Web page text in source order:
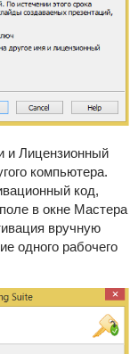
и Лицензионный
компьютера.
код,
в окне Мастера
вручную
одного рабочего